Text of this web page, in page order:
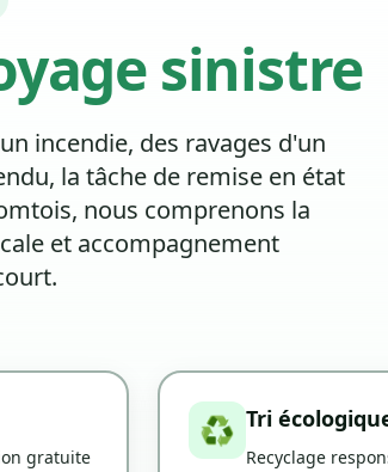
sinistre
incendie, des ravages d'un
la tâche de remise en état
nous comprenons la
et accompagnement
gratuite
♻️ Tri
Recyclage